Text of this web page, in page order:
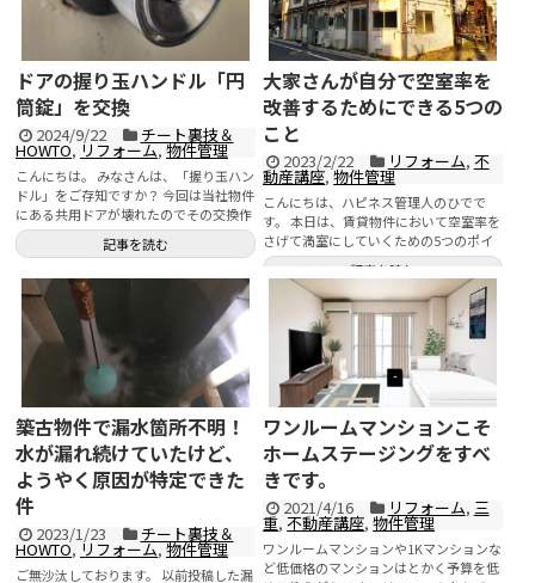
ドアの握り玉ハンドル「円
筒錠」を交換
2024/9/22 チート裏技＆
HOWTO, リフォーム,物件管理
こんにちは。 みなさんは、「握り玉ハン
ドル」をご存知ですか？ 今回は当社物件
にある共用ドアが壊れたのでその交換作
業の一部始終をお伝え...
記事を読む
大家さんが自分で空室率を
改善するためにできる5つの
こと
2023/2/22 リフォーム, 不
動産講座,物件管理
こんにちは、ハピネス管理人のひでで
す。 本日は、賃貸物件において空室率を
さげて満室にしていくための5つのポイ
ントをお話したいと思います...
記事を読む
築古物件で漏水箇所不明！
水が漏れ続けていたけど、
ようやく原因が特定できた
件
2023/1/23 チート裏技＆
HOWTO, リフォーム,物件管理
ご無沙汰しております。 以前投稿した漏
ワンルームマンションこそ
ホームステージングをすべ
きです。
2021/4/16 リフォーム, 三
重,不動産講座,物件管理
ワンルームマンションや1Kマンションな
ど低価格のマンションはとかく予算を低